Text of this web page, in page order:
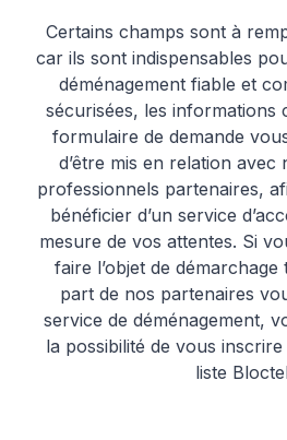
Certains champs sont à
car ils sont indispensables
déménagement fiable et
sécurisées, les informations
formulaire de demande
d’être mis en relation avec
professionnels partenaires,
bénéficier d’un service
mesure de vos attentes. Si
faire l’objet de
part de nos partenaires
service de déménagement,
la possibilité de vous
liste